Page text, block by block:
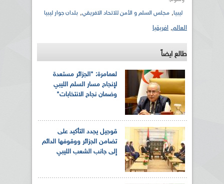
ليبيا, مجلس السلم و الأمن للاتحاد الافريقي, بلدان جوار ليبيا
العالم, افريقيا
طالع ايضاً
لعمامرة: "الجزائر مستعدة
لإنجاح مسار السلم الليبي
وضمان نجاح الانتخابات"
قوجيل يجدد التأكيد على
تضامن الجزائر ووقوفها الدائم
إلى جانب الشعب الليبي